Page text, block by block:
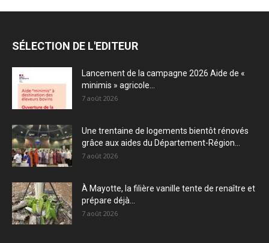
SÉLECTION DE L'EDITEUR
Lancement de la campagne 2026 Aide de «
minimis » agricole...
7 août 2026
Une trentaine de logements bientôt rénovés
grâce aux aides du Département-Région...
7 août 2026
À Mayotte, la filière vanille tente de renaître et
prépare déjà...
7 août 2026